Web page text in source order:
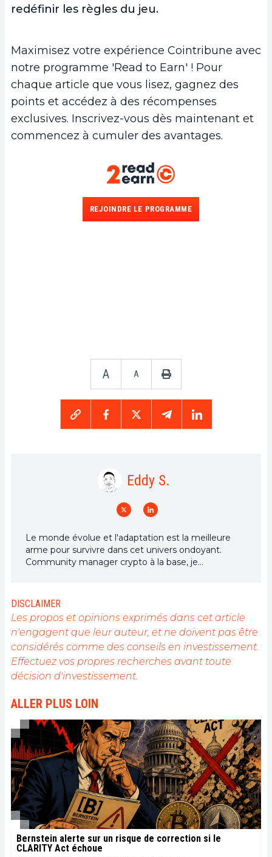
redéfinir les règles du jeu.
Maximisez votre expérience Cointribune avec
notre programme 'Read to Earn' ! Pour
chaque article que vous lisez, gagnez des
points et accédez à des récompenses
exclusives. Inscrivez-vous dès maintenant et
commencez à cumuler des avantages.
REJOINDRE LE PROGRAMME
A A
Eddy S.
Le monde évolue et l'adaptation est la meilleure
arme pour survivre dans cet univers ondoyant.
Community manager crypto à la base, je
partager mon expérience et de faire connaître un
domaine qui me passionne, rien de mieux que de
rédiger des articles informatifs et décontractés à la
fois.
DISCLAIMER
Les propos et opinions exprimés dans cet article
n'engagent que leur auteur, et ne doivent pas être
considérés comme des conseils en investissement.
Effectuez vos propres recherches avant toute
décision d'investissement.
ALLER PLUS LOIN
Bernstein alerte sur un risque de correction si le
CLARITY Act échoue